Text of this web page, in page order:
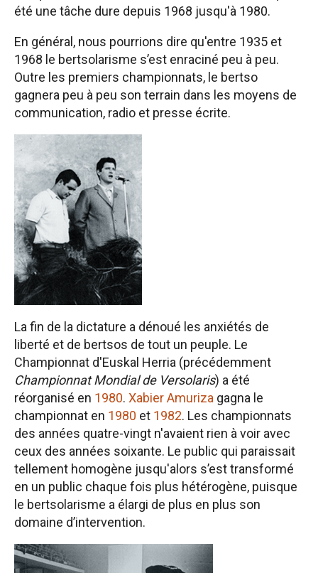
été une tâche dure depuis 1968 jusqu'à 1980.
En général, nous pourrions dire qu'entre 1935 et
1968 le bertsolarisme s’est enraciné peu à peu.
Outre les premiers championnats, le bertso
gagnera peu à peu son terrain dans les moyens de
communication, radio et presse écrite.
La fin de la dictature a dénoué les anxiétés de
liberté et de bertsos de tout un peuple. Le
Championnat d'Euskal Herria (précédemment
Championnat Mondial de Versolaris) a été
réorganisé en 1980. Xabier Amuriza gagna le
championnat en 1980 et 1982. Les championnats
des années quatre-vingt n'avaient rien à voir avec
ceux des années soixante. Le public qui paraissait
tellement homogène jusqu'alors s’est transformé
en un public chaque fois plus hétérogène, puisque
le bertsolarisme a élargi de plus en plus son
domaine d’intervention.